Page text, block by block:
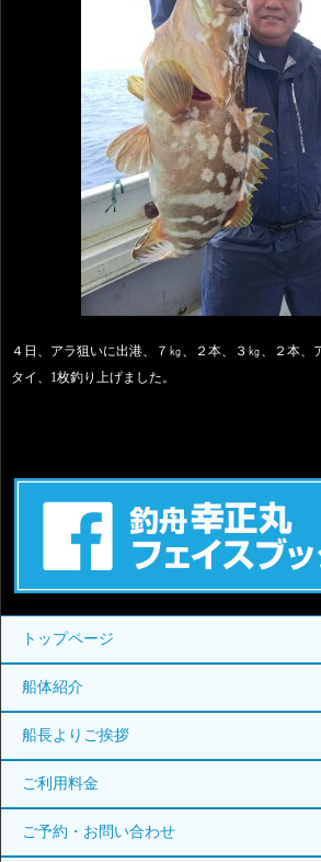
４日、アラ狙いに出港、７㎏、２本、３㎏、２本、
タイ、1枚釣り上げました。
トップページ
船体紹介
船長よりご挨拶
ご利用料金
ご予約・お問い合わせ